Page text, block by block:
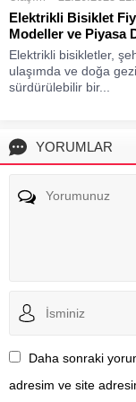
Elektrikli Bisiklet
Modeller ve Piyasa
Elektrikli bisikletler,
ulaşımda ve doğa
sürdürülebilir bir...
YORUMLAR
Daha sonraki
adresim ve site